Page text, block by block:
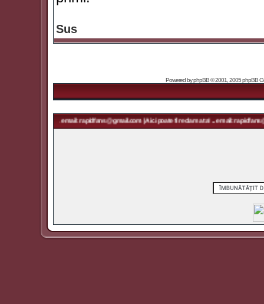
Sus
Powered byphpBB© 2001, 2005 phpBB
... email: rapidfans@gmail.com | Aici poate fi reclama ta! ... email: rapidfans@gmail.com